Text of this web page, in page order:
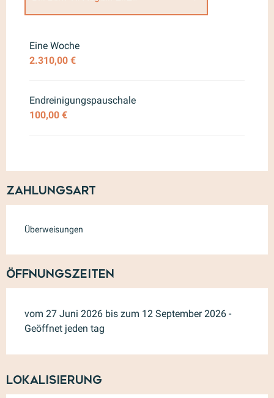
ab16 August 2026
ab30 August 2026bis zum
September 2026
Eine Woche
2.310,00 €
Endreinigungspauschale
100,00 €
Zahlungsart
Überweisungen
Öffnungszeiten
vom 27 Juni 2026 bis zum 12 September 2026 -
Geöffnet jeden tag
Lokalisierung